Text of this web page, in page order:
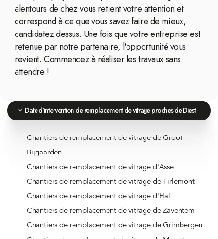
alentours de chez vous retient votre attention et
correspond à ce que vous savez faire de mieux,
candidatez dessus. Une fois que votre entreprise est
retenue par notre partenaire, l'opportunité vous
revient. Commencez à réaliser les travaux sans
attendre !
Date d'intervention de remplacement de vitrage proches de Diest
Chantiers de remplacement de vitrage de Groot-
Bijgaarden
Chantiers de remplacement de vitrage d'Asse
Chantiers de remplacement de vitrage de Tirlemont
Chantiers de remplacement de vitrage d'Hal
Chantiers de remplacement de vitrage de Zaventem
Chantiers de remplacement de vitrage de Grimbergen